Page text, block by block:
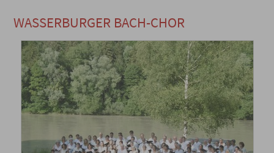
WASSERBURGER BACH-CHOR